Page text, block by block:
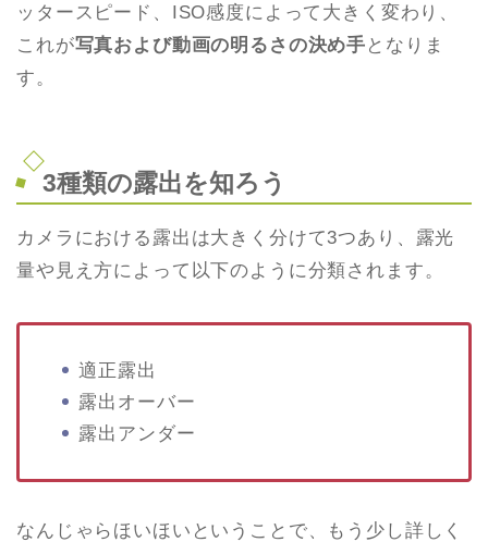
ッタースピード、ISO感度によって大きく変わり、
これが写真および動画の明るさの決め手 となりま
す。
3種類の露出を知ろう
カメラにおける露出は大きく分けて3つあり、露光
量や見え方によって以下のように分類されます。
適正露出
露出オーバー
露出アンダー
なんじゃらほいほいということで、もう少し詳しく